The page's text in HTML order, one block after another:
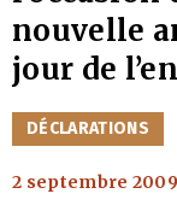
nouvelle
jour de
CATÉGORIES
DÉCLARATIONS
2 septembre 2009